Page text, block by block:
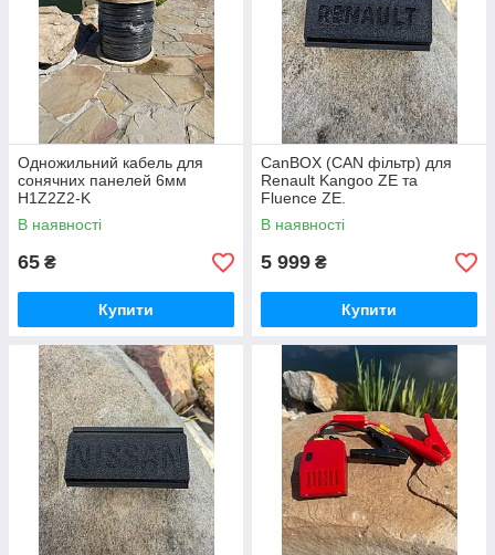
Одножильний кабель для
сонячних панелей 6мм
H1Z2Z2-K
В наявності
65 ₴
Купити
CanBOX (CAN фільтр) для
Renault Kangoo ZE та
Fluence ZE.
В наявності
5 999 ₴
Купити